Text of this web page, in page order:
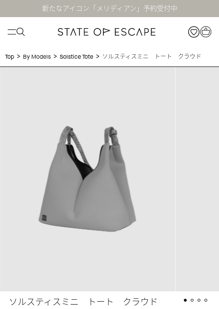
新たなアイコン「メリディアン」予約受付中
Top > By Models > Solstice Tote > ソルスティスミニ トート クラウド
ソルスティスミニ トート クラウド